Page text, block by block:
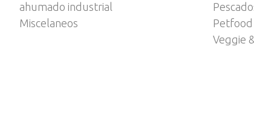
ahumado industrial
Miscelaneos
Petfood
Veggie